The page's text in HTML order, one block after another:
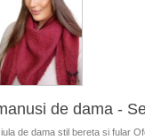
de dama -
de dama stil bereta si fular